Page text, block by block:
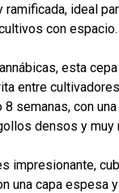
ramificada, ideal
con espacio.
esta
entre
semanas, con
densos y muy
impresionante,
una capa espesa